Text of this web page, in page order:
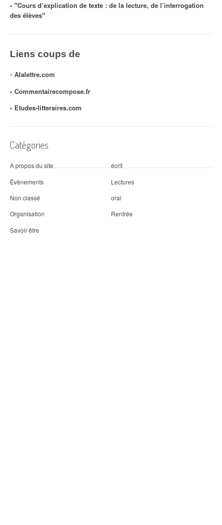
◦ "Cours d’explication de texte : de la lecture, de l’interrogation
des élèves"
Liens coups de
◦ Alalettre.com
◦ Commentairecompose.fr
◦ Etudes-litteraires.com
Catégories
À propos du site
écrit
Évènements
Lectures
Non classé
oral
Organisation
Rentrée
Savoir être